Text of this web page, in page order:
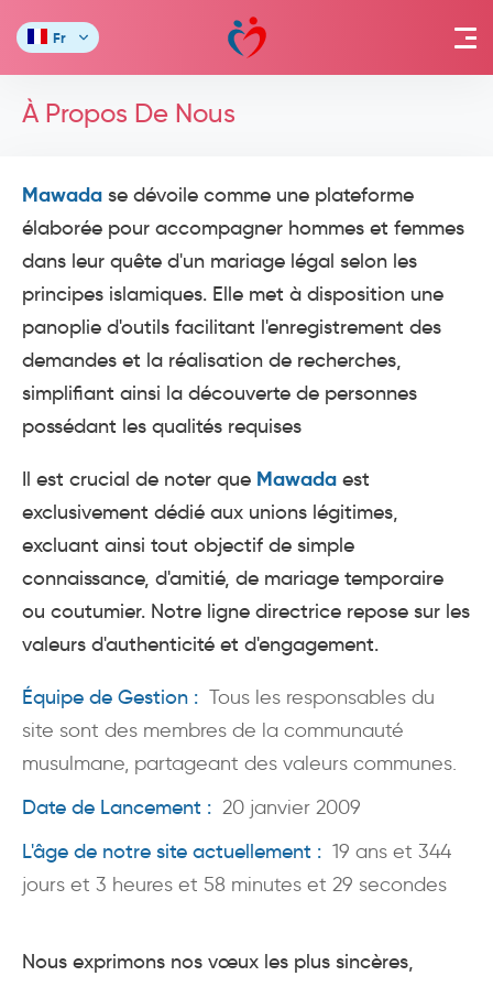
Fr
À Propos De Nous
Mawada se dévoile comme une plateforme
élaborée pour accompagner hommes et femmes
dans leur quête d'un mariage légal selon les
principes islamiques. Elle met à disposition une
panoplie d'outils facilitant l'enregistrement des
demandes et la réalisation de recherches,
simplifiant ainsi la découverte de personnes
possédant les qualités requises
Il est crucial de noter que Mawada est
exclusivement dédié aux unions légitimes,
excluant ainsi tout objectif de simple
connaissance, d'amitié, de mariage temporaire
ou coutumier. Notre ligne directrice repose sur les
valeurs d'authenticité et d'engagement.
Équipe de Gestion : Tous les responsables du
site sont des membres de la communauté
musulmane, partageant des valeurs communes.
Date de Lancement : 20 janvier 2009
L'âge de notre site actuellement : 19 ans et 344
jours et 3 heures et 58 minutes et 29 secondes
Nous exprimons nos vœux les plus sincères,